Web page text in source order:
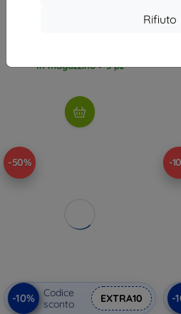
Rifiuto
In magazzino > 5 pz
-50%
-10%
Codice
sconto
EXTRA10
-
-